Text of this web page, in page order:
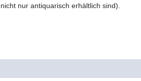
nicht nur antiquarisch erhältlich sind).